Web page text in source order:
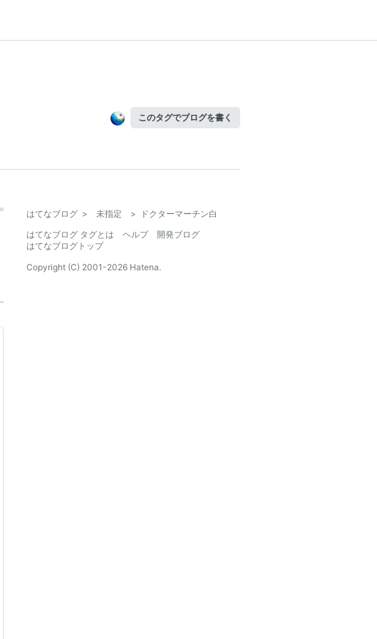
このタグでブログを書く
はてなブログ > 未指定 >
ドクターマーチン白
はてなブログ タグとは
ヘルプ
開発ブログ
はてなブログトップ
Copyright (C) 2001-2026 Hatena.